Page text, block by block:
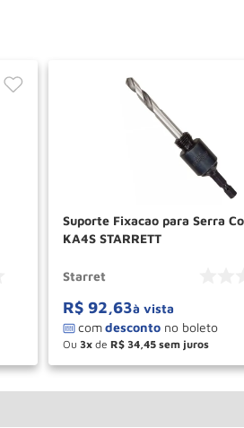
Suporte Fixacao para Serra
KA4S STARRETT
Starret
R$ 92,63à vista
Ou 3 de R$ 34 45
＋
－